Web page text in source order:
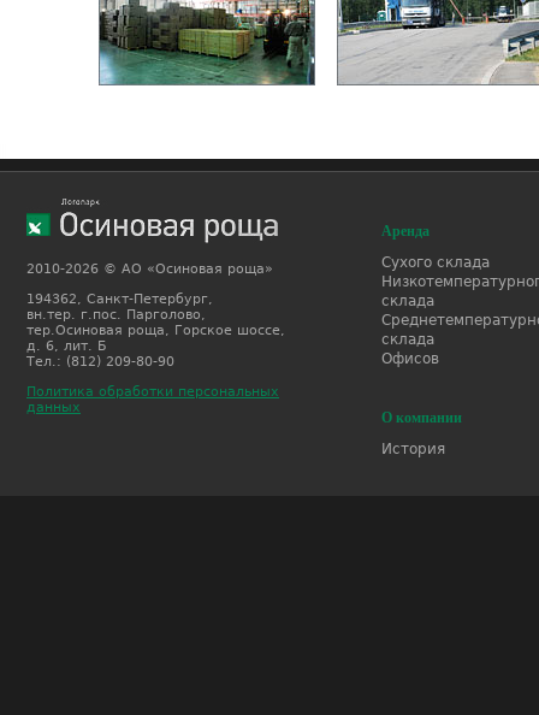
2010-2026 © АО «Осиновая роща»
194362, Санкт-Петербург,
вн.тер. г.пос. Парголово,
тер.Осиновая роща, Горское шоссе,
д. 6, лит. Б
Тел.: (812) 209-80-90
Политика обработки персональных
данных
Аренда
Сухого склада
склада
склада
Офисов
О компании
История